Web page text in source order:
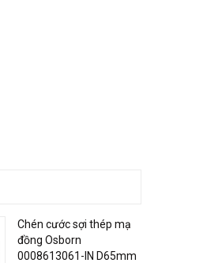
Chén cước sợi thép mạ
đồng Osborn
0008613061-IN D65mm